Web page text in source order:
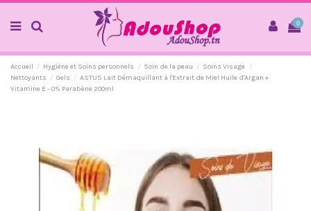
0
Accueil Hygiène et Soins personnels Soin de la peau
Soins Visage
Nettoyants
Gels
ASTUS Lait Démaquillant à l'Extrait de Miel Huile d'Argan +
Vitamine E - 0% Parabène 200ml